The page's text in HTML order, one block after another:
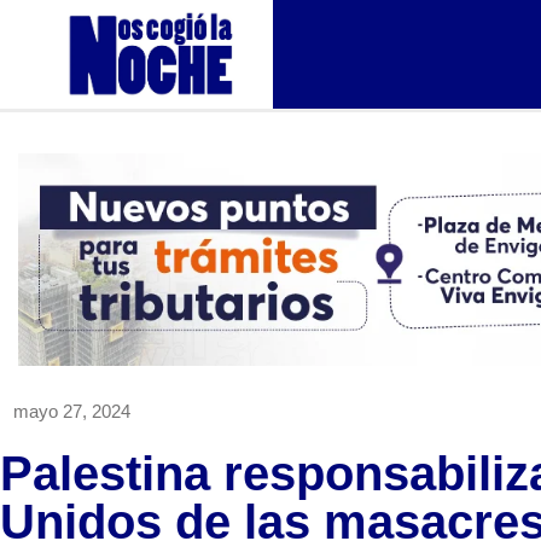
mayo 27, 2024
Palestina
Unidos de las